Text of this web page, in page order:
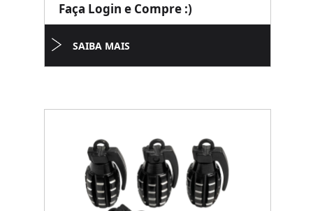
Faça Login e Compre :)
SAIBA MAIS